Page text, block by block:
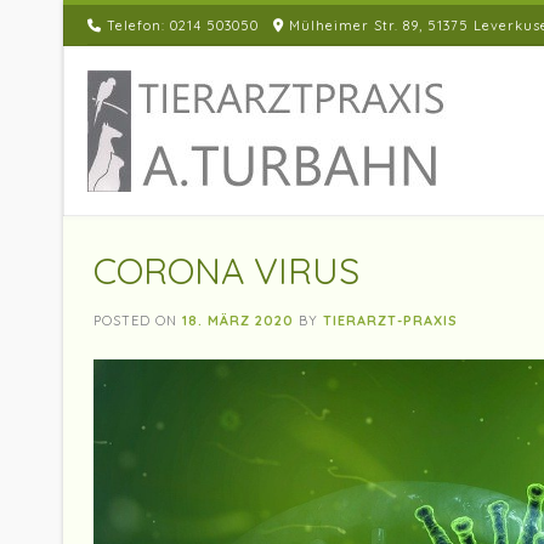
Telefon: 0214 503050 Mülheimer Str. 89, 51375
CORONA VIRUS
POSTED ON 18. MÄRZ 2020 BY TIERARZT-PRAXIS